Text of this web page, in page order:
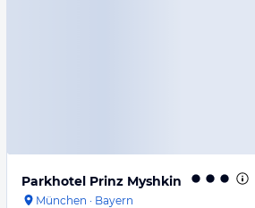
Parkhotel Prinz Myshkin
München · Bayern